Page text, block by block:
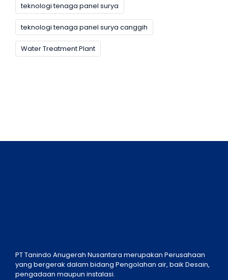
teknologi tenaga panel surya
teknologi tenaga panel surya canggih
Water Treatment Plant
PT Tanindo Anugerah Nusantara merupakan Perusahaan
yang bergerak dalam bidang Pengolahan air, baik Desain,
pengadaan maupun instalasi.